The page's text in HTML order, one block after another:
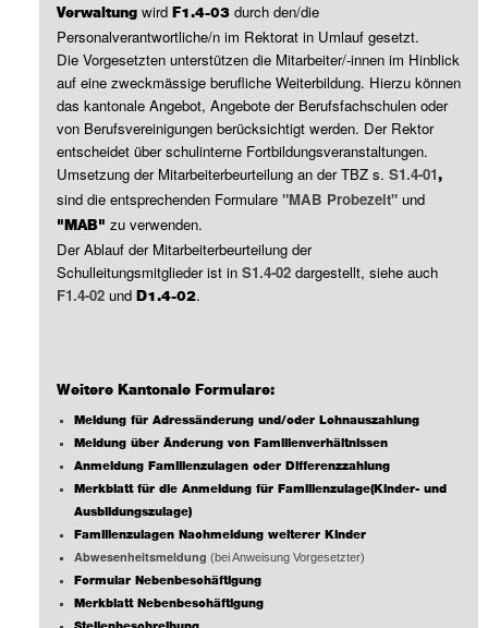
Verwaltungwird F1.4-03durch den/die
Personalverantwortliche/n im Rektorat in Umlauf gesetzt.
Die Vorgesetzten unterstützen die Mitarbeiter/-innen im Hinblick
auf eine zweckmässige berufliche Weiterbildung. Hierzu können
das kantonale Angebot, Angebote der Berufsfachschulen oder
von Berufsvereinigungen berücksichtigt werden. Der Rektor
entscheidet über schulinterne Fortbildungsveranstaltungen.
Umsetzung der Mitarbeiterbeurteilung an der TBZ s. S1.4-01,
sind die entsprechenden Formulare "MAB Probezeit"und
"MAB" zu verwenden.
Der Ablauf der Mitarbeiterbeurteilung der
Schulleitungsmitglieder ist in S1.4-02dargestellt, siehe auch
F1.4-02und D1.4-02.
Weitere Kantonale Formulare:
Meldung für Adressänderung und/oder Lohnauszahlung
Meldung über Änderung von Familienverhältnissen
Anmeldung Familienzulagen oder Differenzzahlung
Merkblatt für die Anmeldung für Familienzulage(Kinder- und
Ausbildungszulage)
Familienzulagen Nachmeldung weiterer Kinder
Abwesenheitsmeldung (bei Anweisung Vorgesetzter)
Formular Nebenbeschäftigung
Merkblatt Nebenbeschäftigung